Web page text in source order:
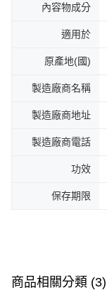
內容物成分
適用於
原產地(國)
製造廠商名稱
製造廠商地址
製造廠商電話
功效
保存期限
商品相關分類 (3)